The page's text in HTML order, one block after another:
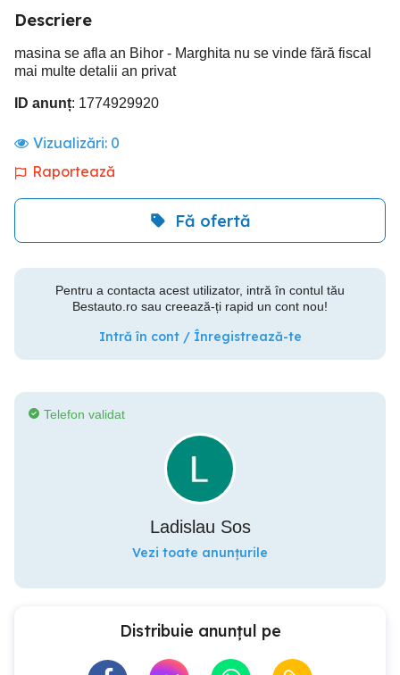
Descriere
masina se afla an Bihor - Marghita nu se vinde fără fiscal
mai multe detalii an privat
ID anunț: 1774929920
Vizualizări: 0
Raportează
Fă ofertă
Pentru a contacta acest utilizator, intră în contul tău
Bestauto.ro sau creează-ți rapid un cont nou!
Intră în cont / Înregistrează-te
Telefon validat
Ladislau Sos
Vezi toate anunțurile
Distribuie anunțul pe